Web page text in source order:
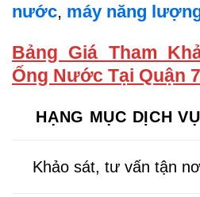
nước, máy năng
Bảng Giá Tham
Ống Nước Tại Quận
HẠNG MỤC DỊCH VỤ
Khảo sát, tư vấn tận